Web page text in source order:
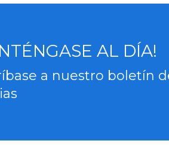
AL DÍA!
a nuestro boletín